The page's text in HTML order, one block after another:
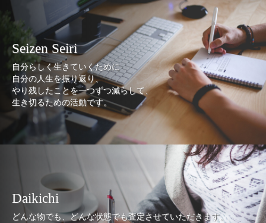
Seizen Seiri
自分らしく生きていくために
自分の人生を振り返り、
やり残したことを一つずつ減らして、
生き切るための活動です。
Daikichi
どんな物でも、どんな状態でも査定させていただきます。